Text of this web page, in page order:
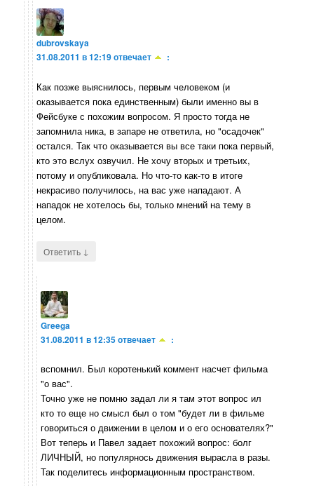
dubrovskaya
31.08.2011 в 12:19отвечает :
Как позже выяснилось, первым человеком (и
оказывается пока единственным) были именно вы в
Фейсбуке с похожим вопросом. Я просто тогда не
запомнила ника, в запаре не ответила, но "осадочек"
остался. Так что оказывается вы все таки пока первый,
кто это вслух озвучил. Не хочу вторых и третьих,
потому и опубликовала. Но что-то как-то в итоге
некрасиво получилось, на вас уже нападают. А
нападок не хотелось бы, только мнений на тему в
целом.
Ответить ↓
Greega
31.08.2011 в 12:35отвечает :
вспомнил. Был коротенький коммент насчет фильма
"о вас".
Точно уже не помню задал ли я там этот вопрос ил
кто то еще но смысл был о том "будет ли в фильме
говориться о движении в целом и о его основателях?"
Вот теперь и Павел задает похожий вопрос: болг
ЛИЧНЫЙ, но популярнось движения вырасла в разы.
Так поделитесь информационным пространством.